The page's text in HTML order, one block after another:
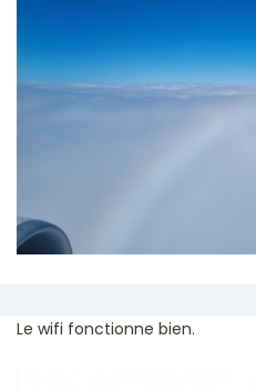
Le wifi fonctionne bien.